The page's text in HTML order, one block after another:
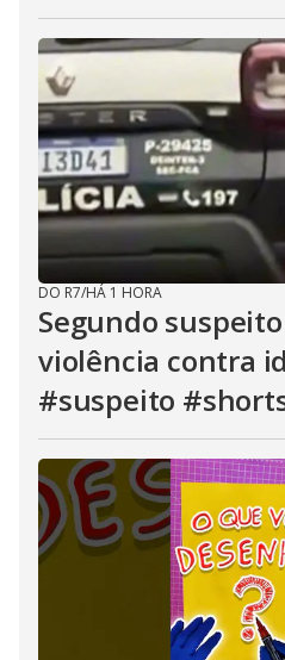
DO R7/HÁ 1 HORA
Segundo
violência contra
#suspeito